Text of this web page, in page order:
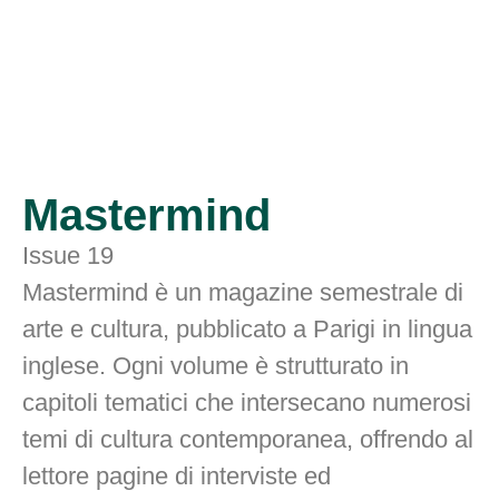
Mastermind
Issue 19
Mastermind è un magazine semestrale di
arte e cultura, pubblicato a Parigi in lingua
inglese. Ogni volume è strutturato in
capitoli tematici che intersecano numerosi
temi di cultura contemporanea, offrendo al
lettore pagine di interviste ed